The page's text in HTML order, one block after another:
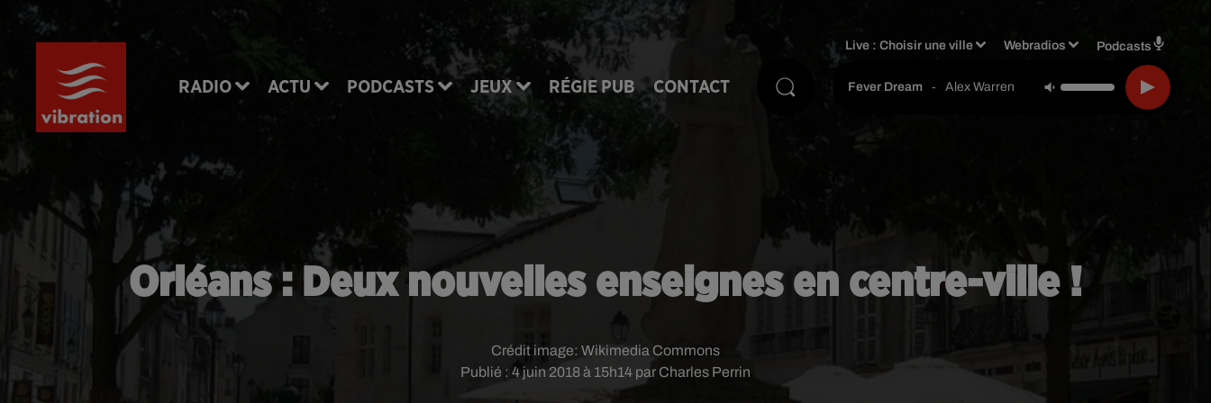
RADIO ACTU PODCASTS JEUX RÉGIE PUB CONTACT
Live :Choisir une ville Webradios Podcasts
Fever Dream - Alex Warren
Orléans : Deux nouvelles enseignes en centre-ville !
Publié : 4 juin 2018 à 15h14 par Charles Perrin
Crédit image: Wikimedia Commons